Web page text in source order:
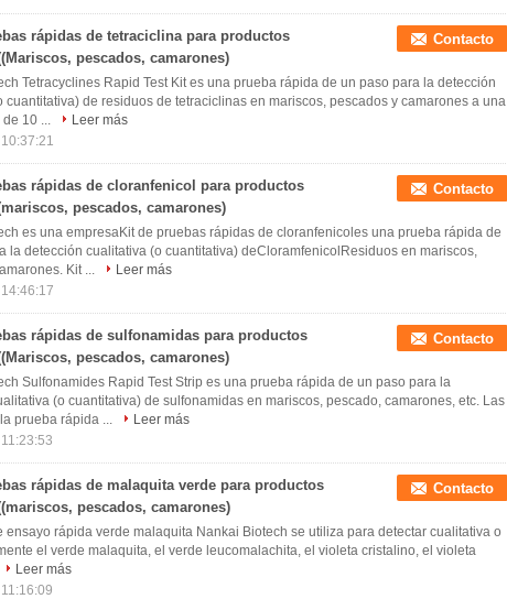
rápidas de tetraciclina para productos
pescados, camarones)
Contacto
Tetracyclines Rapid Test Kit es una prueba rápida de un paso para la detección
cuantitativa) de residuos de tetraciclinas en mariscos, pescados y camarones a una
10 ...
Leer más
rápidas de cloranfenicol para productos
pescados, camarones)
Contacto
es una empresaKit de pruebas rápidas de cloranfenicoles una prueba rápida de
la detección cualitativa (o cuantitativa) deCloramfenicolResiduos en mariscos,
Kit ...
Leer más
rápidas de sulfonamidas para productos
pescados, camarones)
Contacto
Sulfonamides Rapid Test Strip es una prueba rápida de un paso para la
(o cuantitativa) de sulfonamidas en mariscos, pescado, camarones, etc. Las
prueba rápida ...
Leer más
rápidas de malaquita verde para productos
pescados, camarones)
Contacto
ensayo rápida verde malaquita Nankai Biotech se utiliza para detectar cualitativa o
el verde malaquita, el verde leucomalachita, el violeta cristalino, el violeta
Leer más